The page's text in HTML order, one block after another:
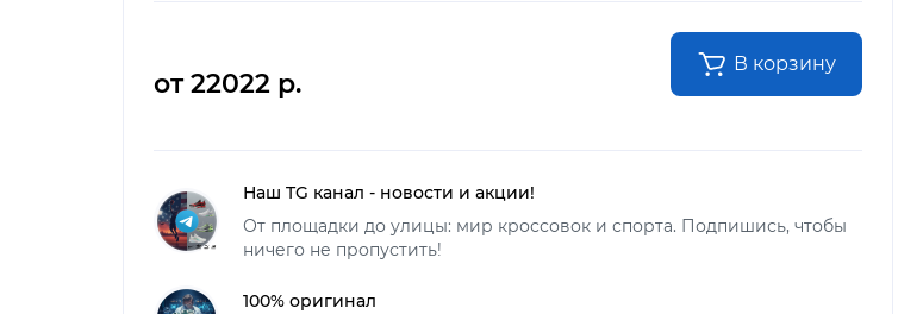
от 22022 р.
В корзину
Наш TG канал - новости и акции!
От площадки до улицы: мир кроссовок и спорта. Подпишись, чтобы
ничего не пропустить!
100% оригинал